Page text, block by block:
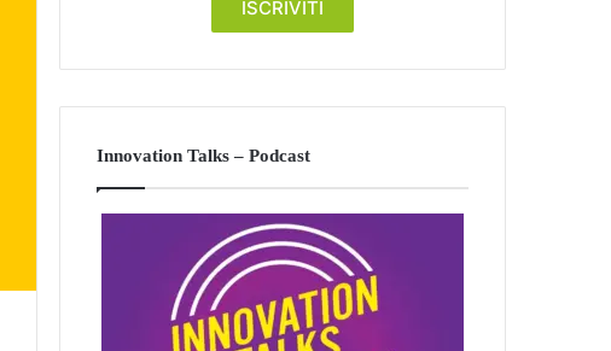
Innovation Talks – Podcast